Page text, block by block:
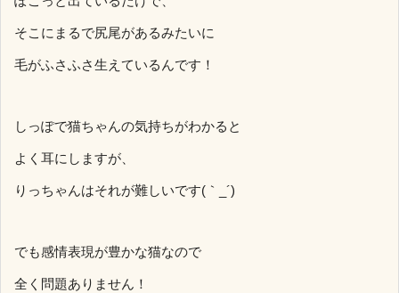
そこにまるで尻尾があるみたいに
毛がふさふさ生えているんです！
しっぽで猫ちゃんの気持ちがわかると
よく耳にしますが、
りっちゃんはそれが難しいです(｀_´)
でも感情表現が豊かな猫なので
全く問題ありません！